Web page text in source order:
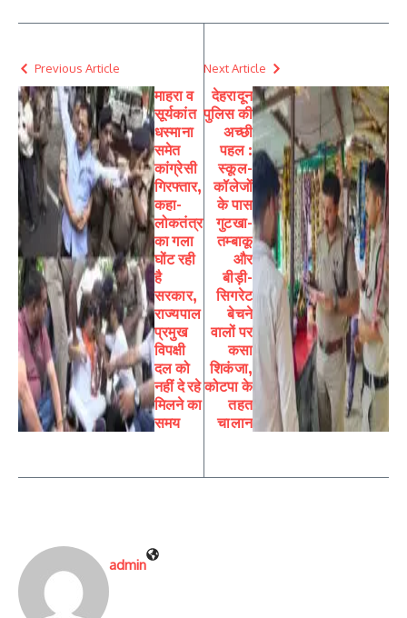
Previous Article
माहरा व
सूर्यकांत
धस्माना
समेत
कांग्रेसी
गिरफ्तार,
कहा-
लोकतंत्र
का गला
घोंट रही
है
सरकार,
राज्यपाल
प्रमुख
विपक्षी
दल को
नहीं दे रहे
मिलने का
समय
Next Article
देहरादून
पुलिस की
अच्छी
पहल :
स्कूल-
कॉलेजों
के पास
गुटखा-
तम्बाकू
और
बीड़ी-
सिगरेट
बेचने
वालों पर
कसा
शिकंजा,
कोटपा के
तहत
चालान
admin